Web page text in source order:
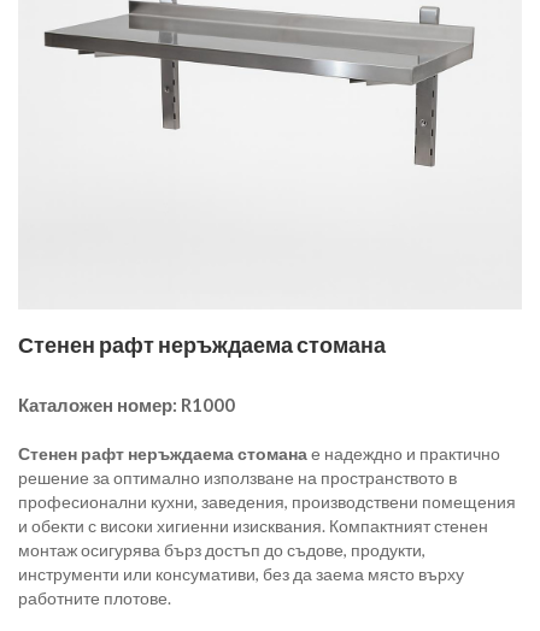
Стенен рафт неръждаема стомана
Каталожен номер: R1000
Стенен рафт неръждаема стоманае надеждно и практично
решение за оптимално използване на пространството в
професионални кухни, заведения, производствени помещения
и обекти с високи хигиенни изисквания. Компактният стенен
монтаж осигурява бърз достъп до съдове, продукти,
инструменти или консумативи, без да заема място върху
работните плотове.